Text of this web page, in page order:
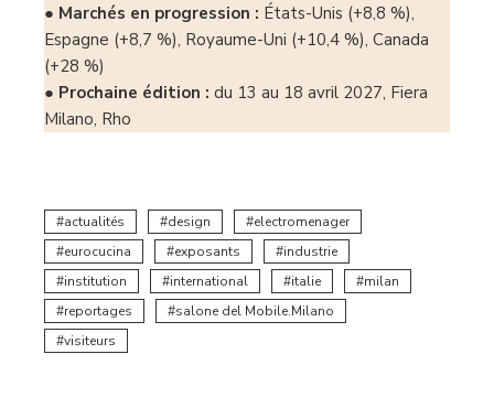
● Marchés en progression : États-Unis (+8,8 %),
Espagne (+8,7 %), Royaume-Uni (+10,4 %), Canada
(+28 %)
● Prochaine édition : du 13 au 18 avril 2027, Fiera
Milano, Rho
actualités design
electromenager
eurocucina
exposants
industrie
institution
international italie
milan
reportages
salone del Mobile.Milano
visiteurs